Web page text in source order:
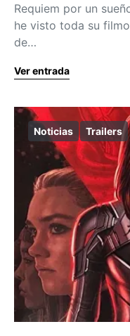
Requiem por un
he visto toda su
de…
Ver entrada
Noticias Trailers